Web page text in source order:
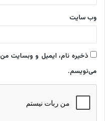
وب‌ سایت
ذخیره نام، ایمیل و وبسایت
می‌نویسم.